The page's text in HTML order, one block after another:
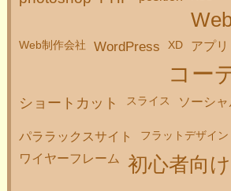
Web制作会社 WordPress XD アプリ
コー
ショートカット スライス ソーシ
パララックスサイト フラットデザイン
ワイヤーフレーム 初心者向け